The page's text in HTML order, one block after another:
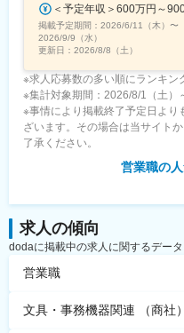
掲載予定期間： 2026/6/11（木） 〜
2026/9/9（水）
更新日： 2026/8/8（土）
※求人応募数の多い順にランキン
※集計対象期間：2026/8/1（土）
※事情により掲載終了予定日より
ざいます。その場合は当サイト
了承ください。
営業職の
求人の傾向
dodaに掲載中の求人に関するデー
営業職
文具・事務機器関連 （商社）